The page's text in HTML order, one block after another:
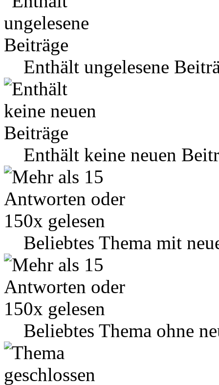
Enthält ungelesene
Enthält keine neuen
Beliebtes Thema mit
Beliebtes Thema ohne